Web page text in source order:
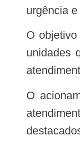
urgência
O objetivo do SAMU 192, que funciona 24h por dia, é socorrer rapidamente pacientes com necessidade de serem levados a
unidades
O acionamento do SAMU se dá pela ligação gratuita à Central de Regulação de Urgências, pelo número 192. A partir do